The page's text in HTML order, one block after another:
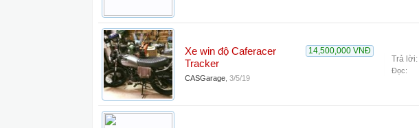
14,500,000 VNĐ
Xe win độ Caferacer
Tracker
CASGarage 3/5/19
Trả lời:
Đọc: